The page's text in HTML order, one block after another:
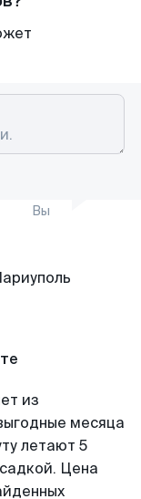
Вы
из
месяца
летают 5
Цена